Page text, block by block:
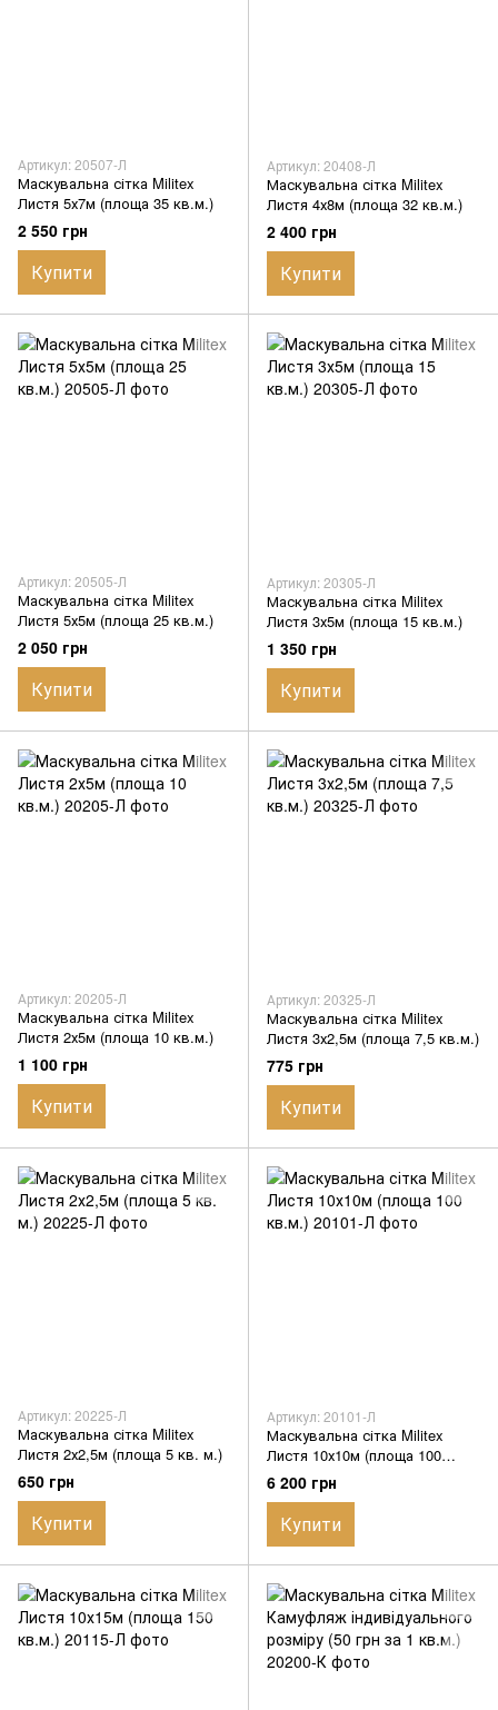
Артикул: 20507-Л
Маскувальна сітка Militex
Листя 5х7м (площа 35 кв.м.)
2 550 грн
Купити
Артикул: 20408-Л
Маскувальна сітка Militex
Листя 4х8м (площа 32 кв.м.)
2 400 грн
Купити
Артикул: 20505-Л
Маскувальна сітка Militex
Листя 5х5м (площа 25 кв.м.)
2 050 грн
Купити
Артикул: 20305-Л
Маскувальна сітка Militex
Листя 3х5м (площа 15 кв.м.)
1 350 грн
Купити
Артикул: 20205-Л
Маскувальна сітка Militex
Листя 2х5м (площа 10 кв.м.)
1 100 грн
Купити
Артикул: 20325-Л
Маскувальна сітка Militex
Листя 3х2,5м (площа 7,5 кв.м.)
775 грн
Купити
Артикул: 20225-Л
Маскувальна сітка Militex
Листя 2х2,5м (площа 5 кв. м.)
650 грн
Купити
Артикул: 20101-Л
Маскувальна сітка Militex
Листя 10х10м (площа 100
кв.м.)
6 200 грн
Купити